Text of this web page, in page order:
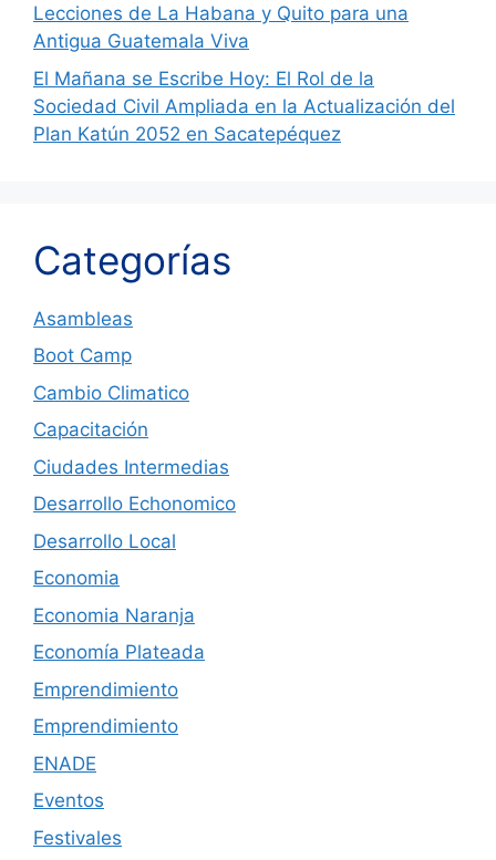
Lecciones de La Habana y Quito para una
Antigua Guatemala Viva
El Mañana se Escribe Hoy: El Rol de la
Sociedad Civil Ampliada en la Actualización del
Plan Katún 2052 en Sacatepéquez
Categorías
Asambleas
Boot Camp
Cambio Climatico
Capacitación
Ciudades Intermedias
Desarrollo Echonomico
Desarrollo Local
Economia
Economia Naranja
Economía Plateada
Emprendimiento
Emprendimiento
ENADE
Eventos
Festivales